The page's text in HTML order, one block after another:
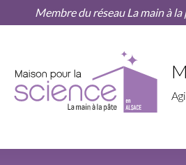
ActualitésMembre du réseau La main à la